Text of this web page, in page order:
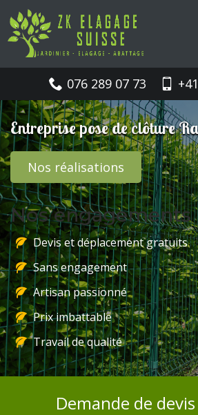
076 289 07 73
Entreprise pose de clôture
Nos réalisations
Nos engagements
Devis et déplacement gratuits
Sans engagement
Artisan passionné
Prix imbattable
Travail de qualité
Demande de